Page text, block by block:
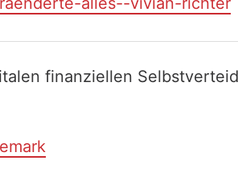
finanziellen